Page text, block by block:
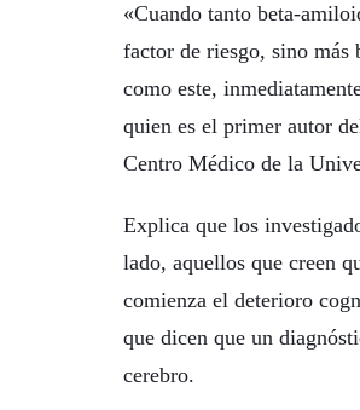
«Cuando tanto beta-
factor de riesgo, sino más
como este,
quien es el primer autor
Centro Médico de la
Explica que los
lado, aquellos que creen
comienza el deterioro
que dicen que un
cerebro.